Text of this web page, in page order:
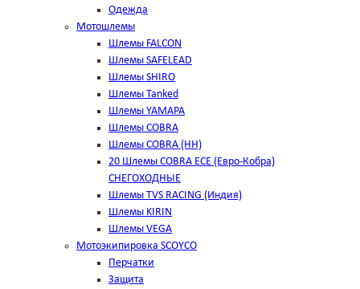
Одежда
Мотошлемы
Шлемы FALCON
Шлемы SAFELEAD
Шлемы SHIRO
Шлемы Tanked
Шлемы YAMAPA
Шлемы COBRA
Шлемы COBRA (HH)
20 Шлемы COBRA ECE (Евро-Кобра)
СНЕГОХОДНЫЕ
Шлемы TVS RACING (Индия)
Шлемы KIRIN
Шлемы VEGA
Мотоэкипировка SCOYCO
Перчатки
Защита